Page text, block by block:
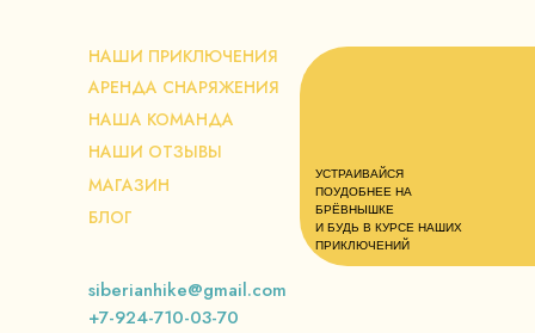
УСТРАИВАЙСЯ
ПОУДОБНЕЕ НА
БРЁВНЫШКЕ
И БУДЬ В КУРСЕ НАШИХ
ПРИКЛЮЧЕНИЙ
НАШИ ПРИКЛЮЧЕНИЯ
НАШИ ОТЗЫВЫ
АРЕНДА СНАРЯЖЕНИЯ
НАША КОМАНДА
siberianhike@gmail.com
+7-924-710-03-70
БЛОГ
МАГАЗИН